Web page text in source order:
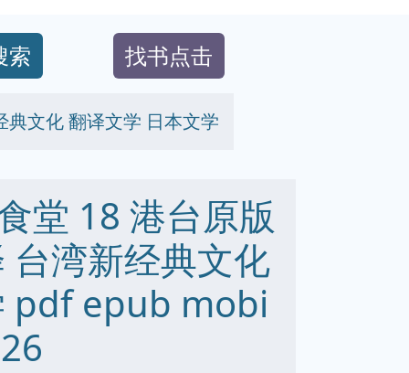
索 找书点击
文化 翻译文学 日本文学
堂 18 港台原版
台湾新经典文化
pdf epub mobi